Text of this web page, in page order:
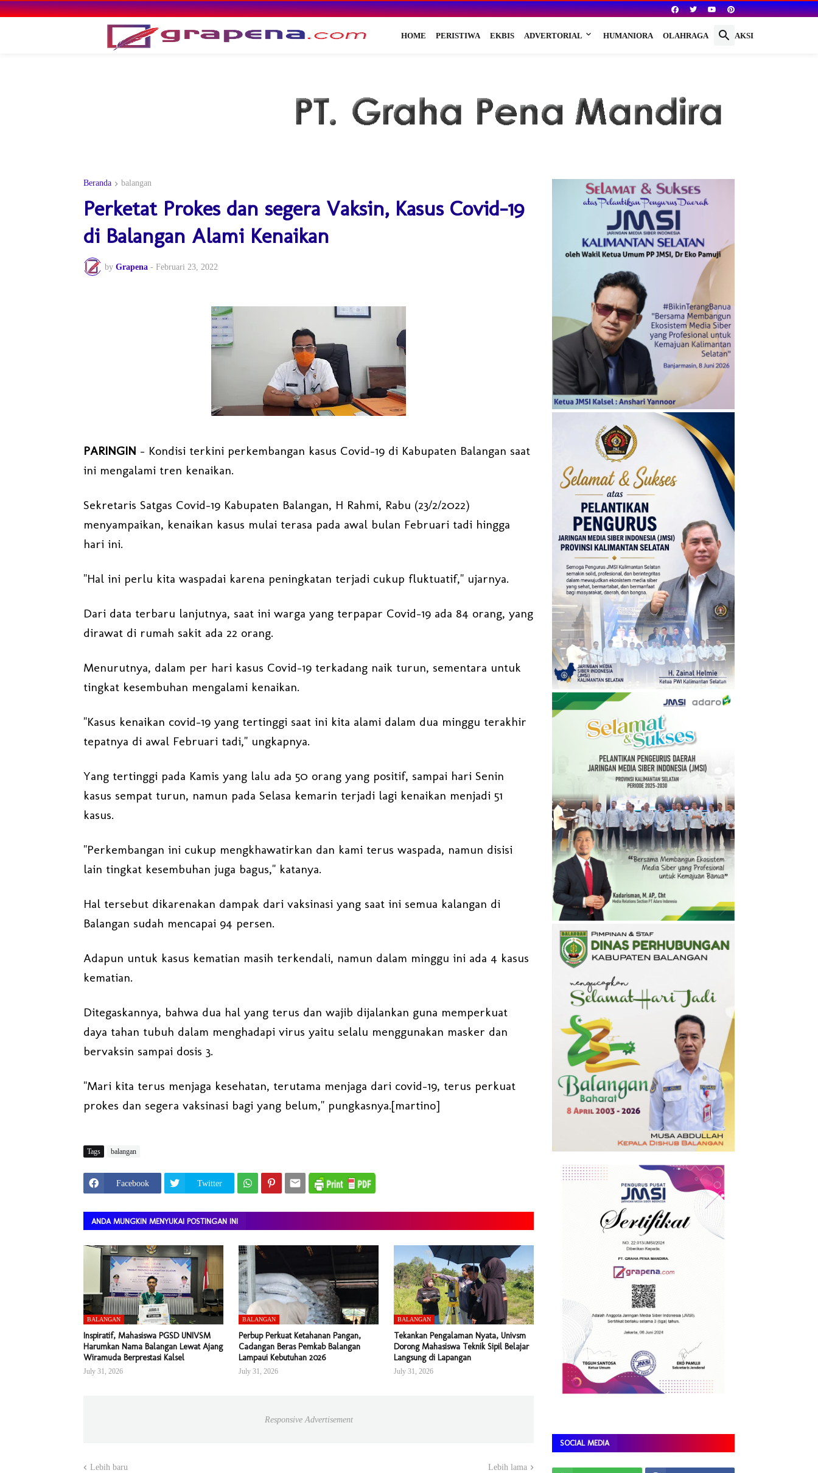
HOME PERISTIWA EKBIS ADVERTORIAL HUMANIORA OLAHRAGA REDAKSI
Beranda balangan
Perketat Prokes dan segera Vaksin, Kasus Covid-19
di Balangan Alami Kenaikan
by Grapena - Februari 23, 2022
PARINGIN - Kondisi terkini perkembangan kasus Covid-19 di Kabupaten Balangan saat
ini mengalami tren kenaikan.
Sekretaris Satgas Covid-19 Kabupaten Balangan, H Rahmi, Rabu (23/2/2022)
menyampaikan, kenaikan kasus mulai terasa pada awal bulan Februari tadi hingga
hari ini.
"Hal ini perlu kita waspadai karena peningkatan terjadi cukup fluktuatif," ujarnya.
Dari data terbaru lanjutnya, saat ini warga yang terpapar Covid-19 ada 84 orang, yang
dirawat di rumah sakit ada 22 orang.
Menurutnya, dalam per hari kasus Covid-19 terkadang naik turun, sementara untuk
tingkat kesembuhan mengalami kenaikan.
"Kasus kenaikan covid-19 yang tertinggi saat ini kita alami dalam dua minggu terakhir
tepatnya di awal Februari tadi," ungkapnya.
Yang tertinggi pada Kamis yang lalu ada 50 orang yang positif, sampai hari Senin
kasus sempat turun, namun pada Selasa kemarin terjadi lagi kenaikan menjadi 51
kasus.
"Perkembangan ini cukup mengkhawatirkan dan kami terus waspada, namun disisi
lain tingkat kesembuhan juga bagus," katanya.
Hal tersebut dikarenakan dampak dari vaksinasi yang saat ini semua kalangan di
Balangan sudah mencapai 94 persen.
Adapun untuk kasus kematian masih terkendali, namun dalam minggu ini ada 4 kasus
kematian.
Ditegaskannya, bahwa dua hal yang terus dan wajib dijalankan guna memperkuat
daya tahan tubuh dalam menghadapi virus yaitu selalu menggunakan masker dan
bervaksin sampai dosis 3.
"Mari kita terus menjaga kesehatan, terutama menjaga dari covid-19, terus perkuat
prokes dan segera vaksinasi bagi yang belum," pungkasnya.[martino]
Tags balangan
Facebook Twitter
ANDA MUNGKIN MENYUKAI POSTINGAN INI
BALANGAN
Inspiratif, Mahasiswa PGSD UNIVSM
Harumkan Nama Balangan Lewat Ajang
Wiramuda Berprestasi Kalsel
July 31, 2026
BALANGAN
Perbup Perkuat Ketahanan Pangan,
Cadangan Beras Pemkab Balangan
Lampaui Kebutuhan 2026
July 31, 2026
BALANGAN
Tekankan Pengalaman Nyata, Univsm
Dorong Mahasiswa Teknik Sipil Belajar
Langsung di Lapangan
July 31, 2026
Responsive Advertisement
Lebih baru Lebih lama
SOCIAL MEDIA